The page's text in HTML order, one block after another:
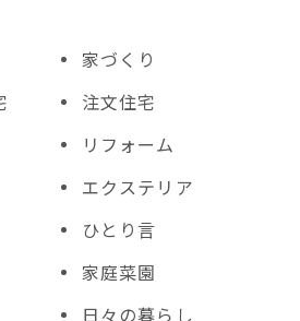
家づくり
注文住宅
リフォーム
エクステリア
ひとり言
家庭菜園
日々の暮らし